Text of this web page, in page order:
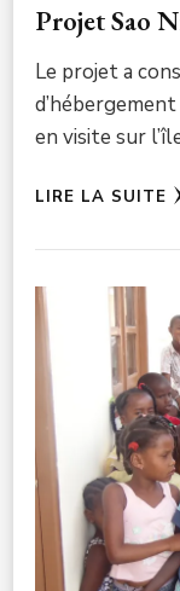
Projet Sao
Le projet a
en visite sur
LIRE LA SUITE